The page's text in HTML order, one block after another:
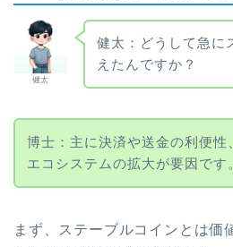
健太
健太：どうして急に
えたんですか？
博士：主に決済や送金の利便性
エコシステムの拡大が要因です
まず、ステーブルコインとは価